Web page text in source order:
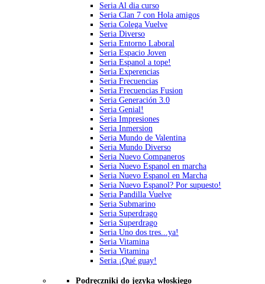
Seria Al dia curso
Seria Clan 7 con Hola amigos
Seria Colega Vuelve
Seria Diverso
Seria Entorno Laboral
Seria Espacio Joven
Seria Espanol a tope!
Seria Experencias
Seria Frecuencias
Seria Frecuencias Fusion
Seria Generación 3.0
Seria Genial!
Seria Impresiones
Seria Inmersion
Seria Mundo de Valentina
Seria Mundo Diverso
Seria Nuevo Companeros
Seria Nuevo Espanol en marcha
Seria Nuevo Espanol en Marcha
Seria Nuevo Espanol? Por supuesto!
Seria Pandilla Vuelve
Seria Submarino
Seria Superdrago
Seria Superdrago
Seria Uno dos tres...ya!
Seria Vitamina
Seria Vitamina
Seria ¡Qué guay!
Podręczniki do języka włoskiego